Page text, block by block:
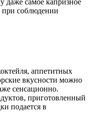
при соблюдении
аппетитных
вкусности можно
сенсационно.
приготовленный
подается в